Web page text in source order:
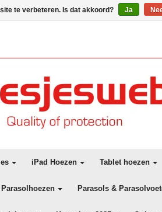
iPad Hoezen Tablet hoezen
Parasolhoezen Parasols &
te verbeteren. Is dat akkoord? Ja